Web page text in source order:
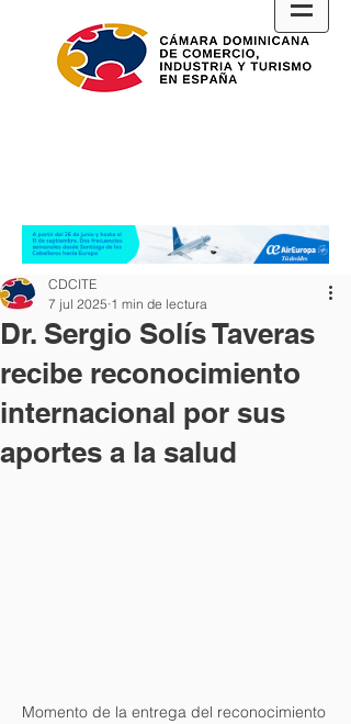
Dr. Sergio Solís Taveras
recibe reconocimiento
internacional por sus
aportes a la salud
CDCITE
7 jul 2025 1 min de lectura
Momento de la entrega del reconocimiento